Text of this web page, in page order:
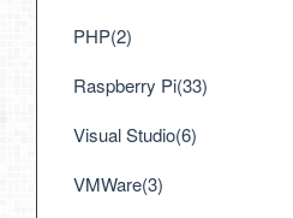
PHP(2)
Raspberry Pi(33)
Visual Studio(6)
VMWare(3)